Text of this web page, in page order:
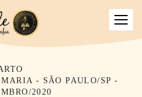
- SÃO PAULO/SP
2020